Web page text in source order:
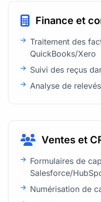
Finance et
Traitement des
QuickBooks/Xero
Suivi des reçus
Analyse de
Ventes et
Formulaires de
Salesforce/
Numérisation de